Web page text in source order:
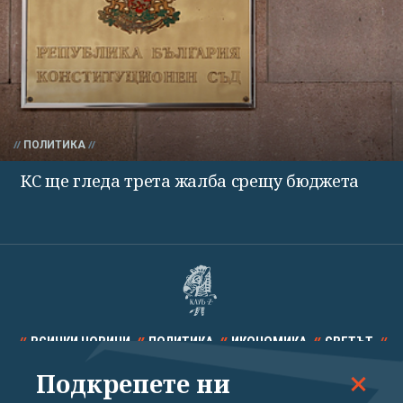
ПОЛИТИКА
КС ще гледа трета жалба срещу бюджета
ВСИЧКИ НОВИНИ ПОЛИТИКА ИКОНОМИКА СВЕТЪТ
СПОРТ КУЛТУРА ТЕХНОЛОГИИ КАЛЕЙДОСКОП
Подкрепете ни